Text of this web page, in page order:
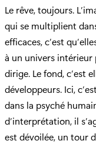
Le rêve, toujours.
qui se multiplient
efficaces, c’est
à un univers intérieur
dirige. Le fond, c’est
développeurs. Ici,
dans la psyché
d’interprétation, il
est dévoilée, un tour